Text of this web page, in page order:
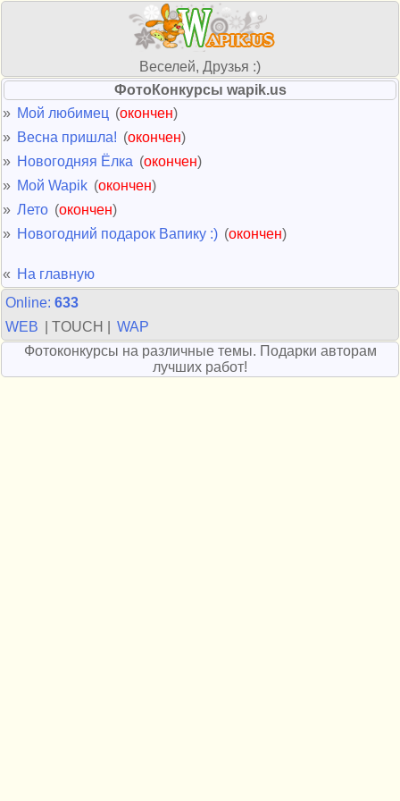
Веселей, Друзья :)
ФотоКонкурсы wapik.us
» Мой любимец (окончен)
» Весна пришла! (окончен)
» Новогодняя Ёлка (окончен)
» Мой Wapik (окончен)
» Лето (окончен)
» Новогодний подарок Вапику :) (окончен)
« На главную
Online: 633
WEB
| TOUCH |
WAP
Фотоконкурсы на различные темы. Подарки авторам
лучших работ!